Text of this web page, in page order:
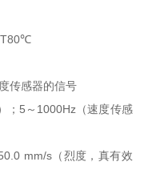
T80℃
传感器的信号
5～1000Hz（速度传感
mm/s（烈度，真有效